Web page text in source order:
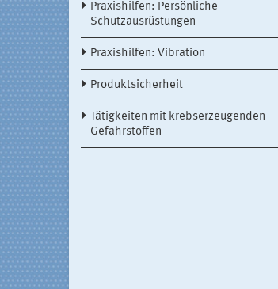
Praxishilfen: Persönliche
Schutzausrüstungen
Praxishilfen: Vibration
Produktsicherheit
Tätigkeiten mit krebserzeugenden
Gefahrstoffen